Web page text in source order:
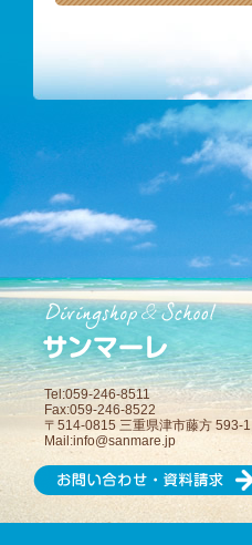
Tel:059-246-8511
Fax:059-246-8522
〒514-0815 三重県津市藤方 593-1
Mail:info@sanmare.jp